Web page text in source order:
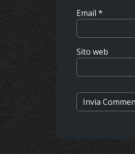
Email *
Sito web